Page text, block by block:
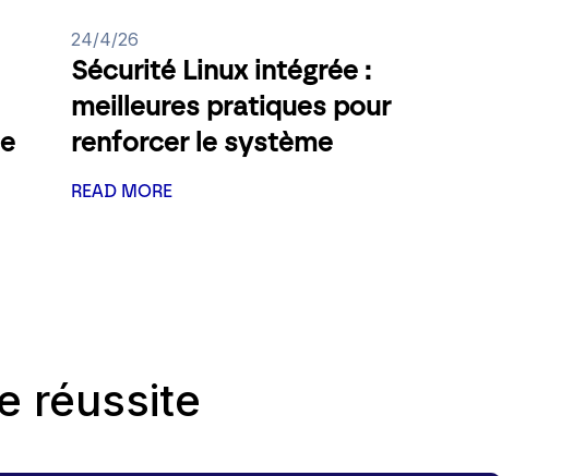
24/4/26
Sécurité Linux intégrée :
meilleures pratiques pour
renforcer le système
READ MORE
réussite